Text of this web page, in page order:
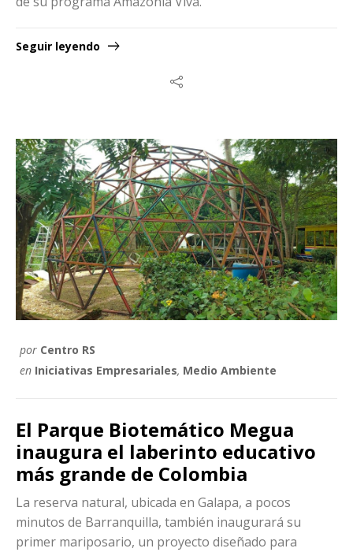
Seguir leyendo
por Centro RS
en Iniciativas Empresariales, Medio Ambiente
El Parque Biotemático Megua
inaugura el laberinto educativo
más grande de Colombia
La reserva natural, ubicada en Galapa, a pocos
minutos de Barranquilla, también inaugurará su
primer mariposario, un proyecto diseñado para